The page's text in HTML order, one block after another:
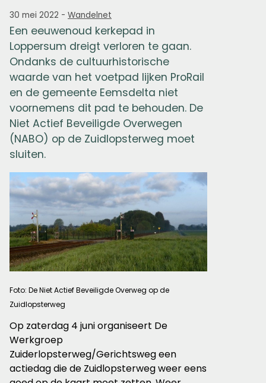
30 mei 2022 - Wandelnet
Een eeuwenoud kerkepad in
Loppersum dreigt verloren te gaan.
Ondanks de cultuurhistorische
waarde van het voetpad lijken ProRail
en de gemeente Eemsdelta niet
voornemens dit pad te behouden. De
Niet Actief Beveiligde Overwegen
(NABO) op de Zuidlopsterweg moet
sluiten.
Foto: De Niet Actief Beveiligde Overweg op de
Zuidlopsterweg
Op zaterdag 4 juni organiseert De
Werkgroep
Zuiderlopsterweg/Gerichtsweg een
actiedag die de Zuidlopsterweg weer eens